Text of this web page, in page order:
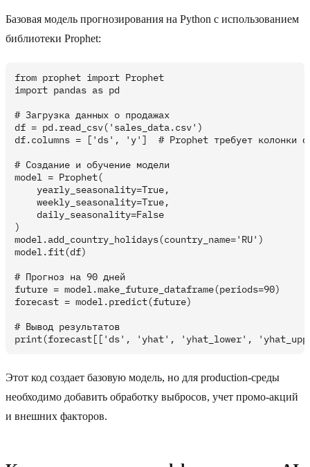
Базовая модель прогнозирования на Python с использованием
библиотеки Prophet:
from prophet import Prophet
import pandas as pd
# Загрузка данных о продажах
df = pd.read_csv('sales_data.csv')
df.columns = ['ds', 'y']  # Prophet требует колонки
# Создание и обучение модели
model = Prophet(
    yearly_seasonality=True,
    weekly_seasonality=True,
    daily_seasonality=False
)
model.add_country_holidays(country_name='RU')
model.fit(df)
# Прогноз на 90 дней
future = model.make_future_dataframe(periods=90)
forecast = model.predict(future)
# Вывод результатов
Этот код создает базовую модель, но для production-среды
необходимо добавить обработку выбросов, учет промо-акций
и внешних факторов.